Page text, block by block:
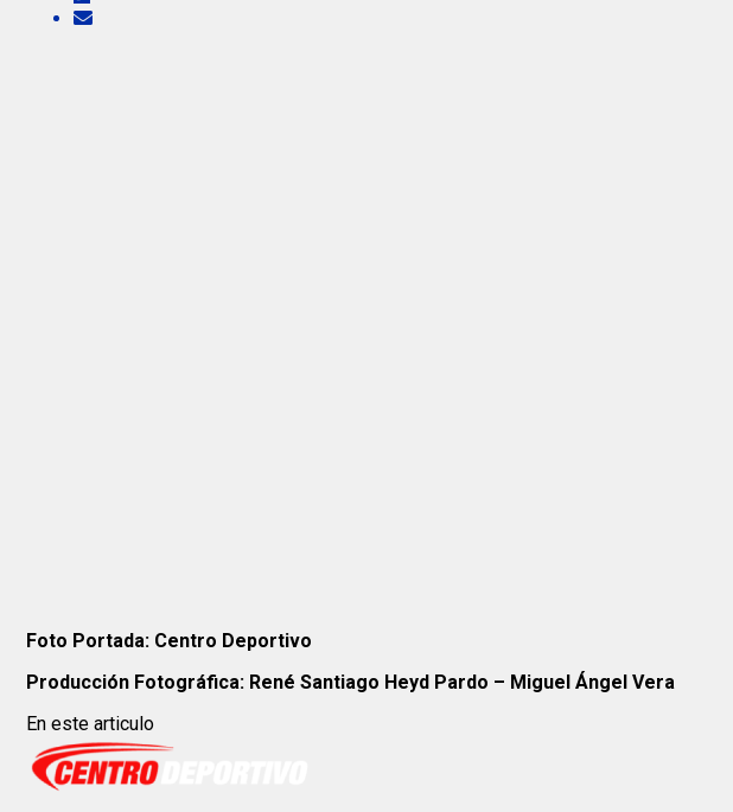
Foto Portada: Centro Deportivo
Producción Fotográfica: René Santiago Heyd Pardo – Miguel Ángel Vera
En este articulo